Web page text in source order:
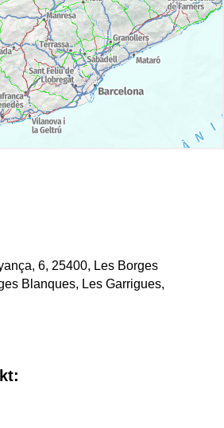
6, 25400, Les Borges
Blanques, Les Garrigues,